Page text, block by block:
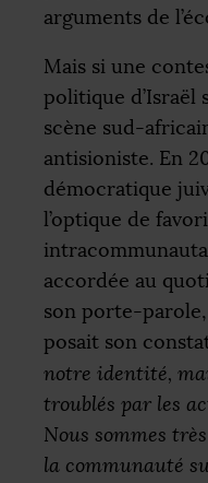
arguments de
Mais si une
politique d’Israël
scène sud-
antisioniste. En
démocratique
l’optique de
accordée au
son porte-
posait son
notre identité,
troublés par les
Nous sommes
la communauté